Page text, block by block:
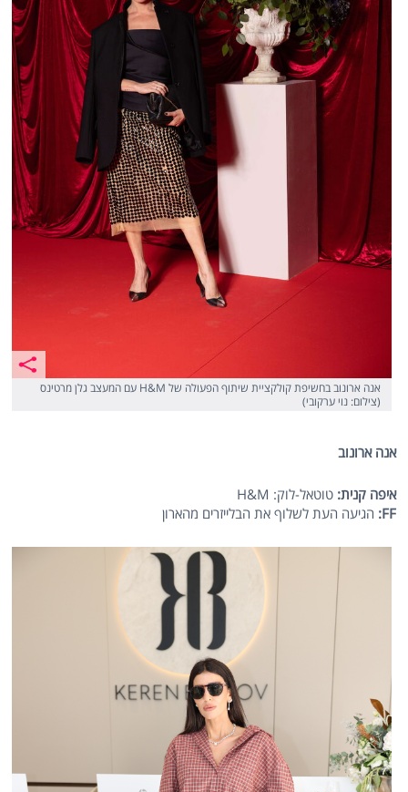
אנה ארונוב בחשיפת קולקציית שיתוף הפעולה של H&M עם המעצב גלן מרטינס
(צילום: נוי ערקובי)
אנה ארונוב
איפה קנית:טוטאל-לוק: H&M
FF
: הגיעה העת לשלוף את הבלייזרים מהארון